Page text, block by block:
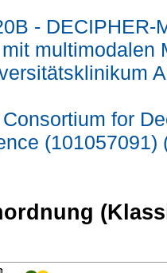
-
multimodalen
for
(101057091)